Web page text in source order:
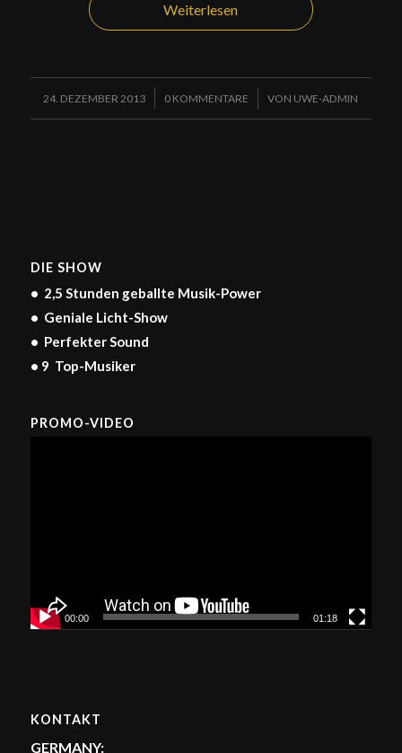
Weiterlesen
24. DEZEMBER 2013
/ 0 KOMMENTARE
/ VON UWE-ADMIN
DIE SHOW
• 2,5 Stunden geballte Musik-Power
• Geniale Licht-Show
• Perfekter Sound
• 9 Top-Musiker
PROMO-VIDEO
00:00 01:18
KONTAKT
GERMANY: